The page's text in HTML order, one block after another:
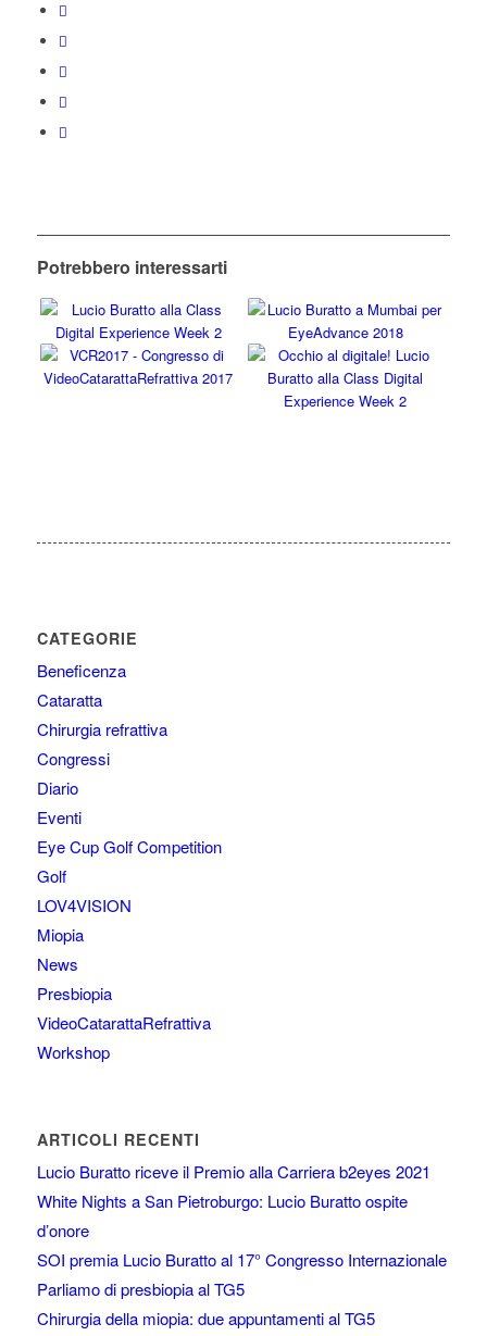
Potrebbero interessarti
CATEGORIE
Beneficenza
Cataratta
Chirurgia refrattiva
Congressi
Diario
Eventi
Eye Cup Golf Competition
Golf
LOV4VISION
Miopia
News
Presbiopia
VideoCatarattaRefrattiva
Workshop
ARTICOLI RECENTI
Lucio Buratto riceve il Premio alla Carriera b2eyes 2021
White Nights a San Pietroburgo: Lucio Buratto ospite
d’onore
SOI premia Lucio Buratto al 17° Congresso Internazionale
Parliamo di presbiopia al TG5
Chirurgia della miopia: due appuntamenti al TG5